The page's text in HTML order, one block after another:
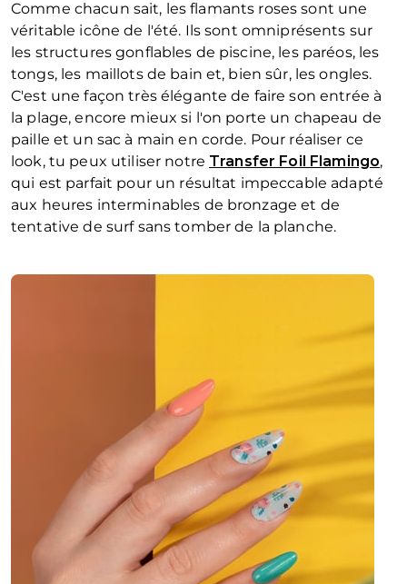
Comme chacun sait, les flamants roses sont une
véritable icône de l'été. Ils sont omniprésents sur
les structures gonflables de piscine, les paréos, les
tongs, les maillots de bain et, bien sûr, les ongles.
C'est une façon très élégante de faire son entrée à
la plage, encore mieux si l'on porte un chapeau de
paille et un sac à main en corde. Pour réaliser ce
look, tu peux utiliser notre Transfer Foil Flamingo,
qui est parfait pour un résultat impeccable adapté
aux heures interminables de bronzage et de
tentative de surf sans tomber de la planche.